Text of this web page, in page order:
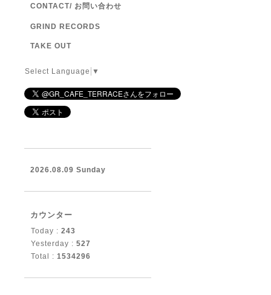
CONTACT/ お問い合わせ
GRIND RECORDS
TAKE OUT
Select Language ▼
2026.08.09 Sunday
カウンター
Today : 243
Yesterday : 527
Total : 1534296